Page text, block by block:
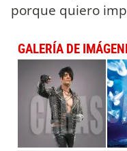
porque quiero
GALERÍA DE